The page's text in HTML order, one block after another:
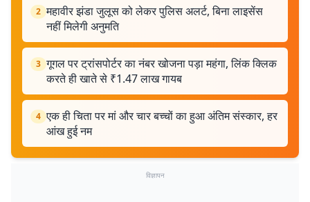
2 महावीर झंडा जुलूस को लेकर पुलिस अलर्ट, बिना लाइसेंस
नहीं मिलेगी अनुमति
3 गूगल पर ट्रांसपोर्टर का नंबर खोजना पड़ा महंगा, लिंक क्लिक
करते ही खाते से ₹1.47 लाख गायब
4 एक ही चिता पर मां और चार बच्चों का हुआ अंतिम संस्कार, हर
आंख हुई नम
विज्ञापन